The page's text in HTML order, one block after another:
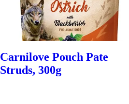
Carnilove Pouch Pate
Struds, 300g